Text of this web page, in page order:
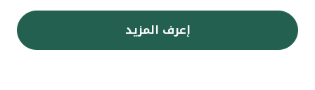
إعرف المزيد